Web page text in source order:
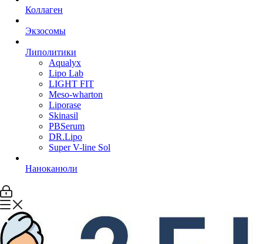
Коллаген
Экзосомы
Липолитики
Aqualyx
Lipo Lab
LIGHT FIT
Meso-wharton
Liporase
Skinasil
PBSerum
DR.Lipo
Super V-line Sol
Наноканюли